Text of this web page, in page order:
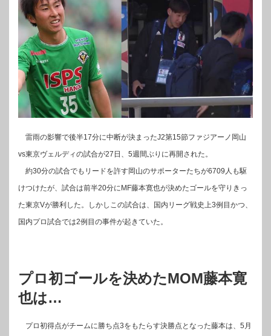
雷雨の影響で後半17分に中断が決まったJ2第15節ファジアーノ岡山
vs東京ヴェルディの試合が27日、5週間ぶりに再開された。
約30分の試合でもリードを許す岡山のサポーターたちが6709人も駆
けつけたが、試合は前半20分にMF藤本寛也が決めたゴールを守りきっ
た東京Vが勝利した。しかしこの試合は、国内リーグ戦史上3例目かつ、
国内プロ試合では2例目の事件が起きていた。
プロ初ゴールを決めたMOM藤本寛
也は…
プロ初得点がチームに勝ち点3をもたらす決勝点となった藤本は、5月